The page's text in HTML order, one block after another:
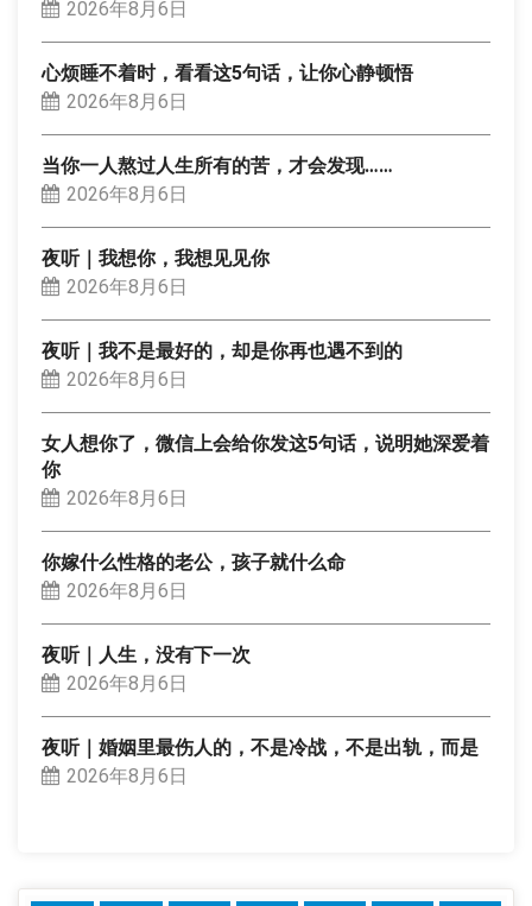
2026年8月6日
心烦睡不着时，看看这5句话，让你心静顿悟
2026年8月6日
当你一人熬过人生所有的苦，才会发现……
2026年8月6日
夜听｜我想你，我想见见你
2026年8月6日
夜听｜我不是最好的，却是你再也遇不到的
2026年8月6日
女人想你了，微信上会给你发这5句话，说明她深爱着
你
2026年8月6日
你嫁什么性格的老公，孩子就什么命
2026年8月6日
夜听｜人生，没有下一次
2026年8月6日
夜听｜婚姻里最伤人的，不是冷战，不是出轨，而是
2026年8月6日